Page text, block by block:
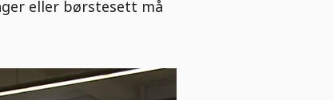
eller børstesett må